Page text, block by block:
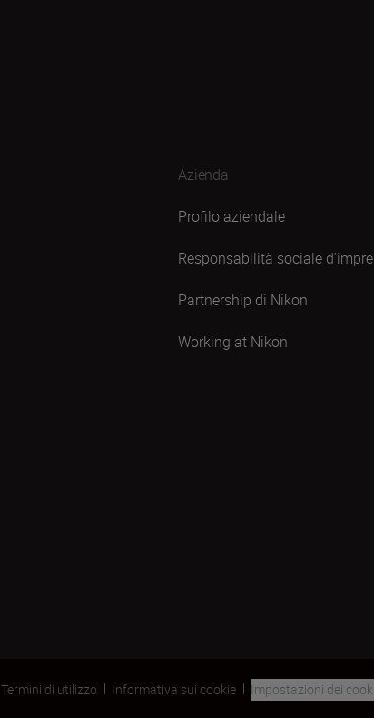
Azienda
Profilo aziendale
Responsabilità sociale
Partnership di Nikon
Working at Nikon
Termini di utilizzo Informativa sui cookie
Impostazioni dei